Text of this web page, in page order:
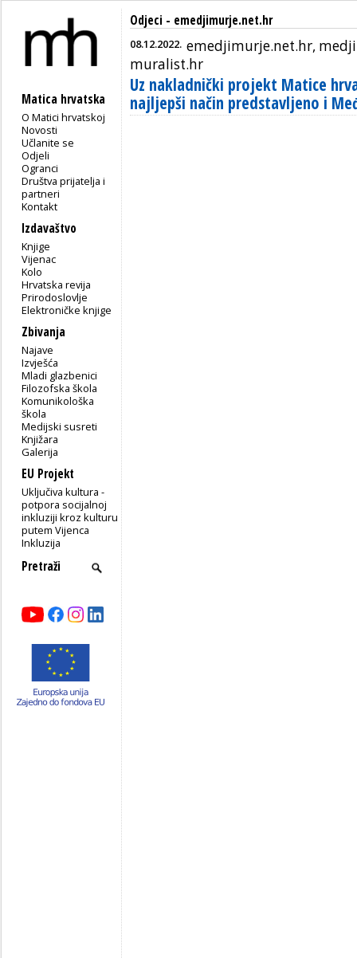
Matica hrvatska
O Matici hrvatskoj
Novosti
Učlanite se
Odjeli
Ogranci
Društva prijatelja i
partneri
Kontakt
Izdavaštvo
Knjige
Vijenac
Kolo
Hrvatska revija
Prirodoslovlje
Elektroničke knjige
Zbivanja
Najave
Izvješća
Mladi glazbenici
Filozofska škola
Komunikološka
škola
Medijski susreti
Knjižara
Galerija
EU Projekt
Uključiva kultura -
potpora socijalnoj
inkluziji kroz kulturu
putem Vijenca
Inkluzija
Odjeci - emedjimurje.net.hr
08.12.2022. emedjimurje.net.hr,
muralist.hr
Uz nakladnički projekt Matice
najljepši način predstavljeno i